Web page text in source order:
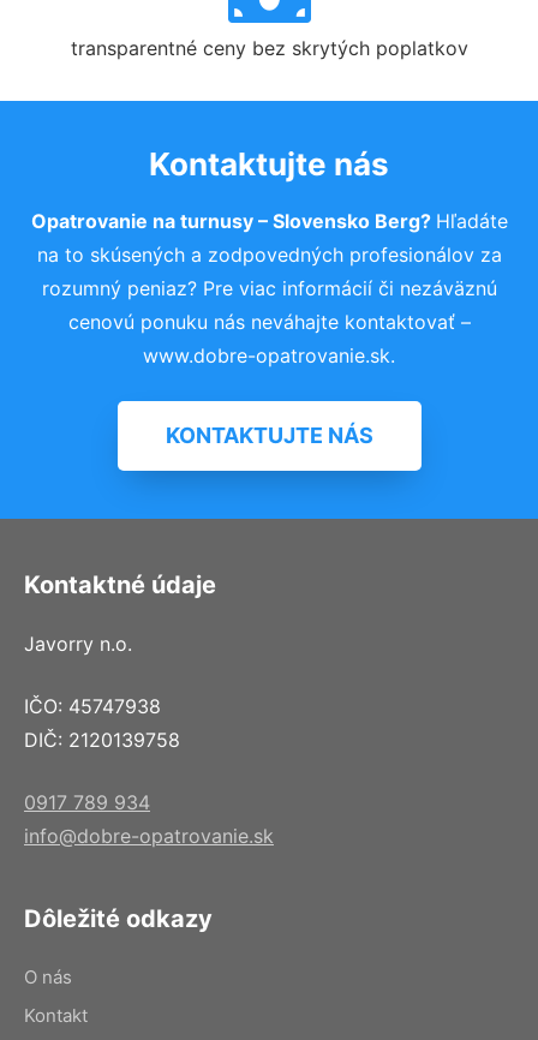
transparentné ceny bez skrytých poplatkov
Kontaktujte nás
Opatrovanie na turnusy – Slovensko Berg? Hľadáte
na to skúsených a zodpovedných profesionálov za
rozumný peniaz? Pre viac informácií či nezáväznú
cenovú ponuku nás neváhajte kontaktovať –
www.dobre-opatrovanie.sk.
KONTAKTUJTE NÁS
Kontaktné údaje
Javorry n.o.
IČO: 45747938
DIČ: 2120139758
0917 789 934
info@dobre-opatrovanie.sk
Dôležité odkazy
O nás
Kontakt